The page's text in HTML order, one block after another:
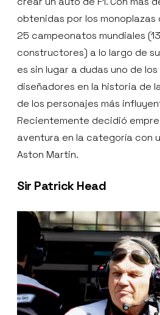
obtenidas por los monoplazas
25 campeonatos mundiales
constructores) a lo largo de
es sin lugar a dudas uno de
diseñadores en la historia de
de los personajes más
Recientemente decidió
aventura en la categoría con
Aston Martin.
Sir Patrick Head